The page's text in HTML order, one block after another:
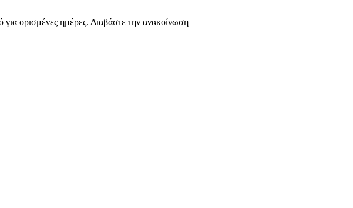
ορισμένες ημέρες. Διαβάστε την ανακοίνωση